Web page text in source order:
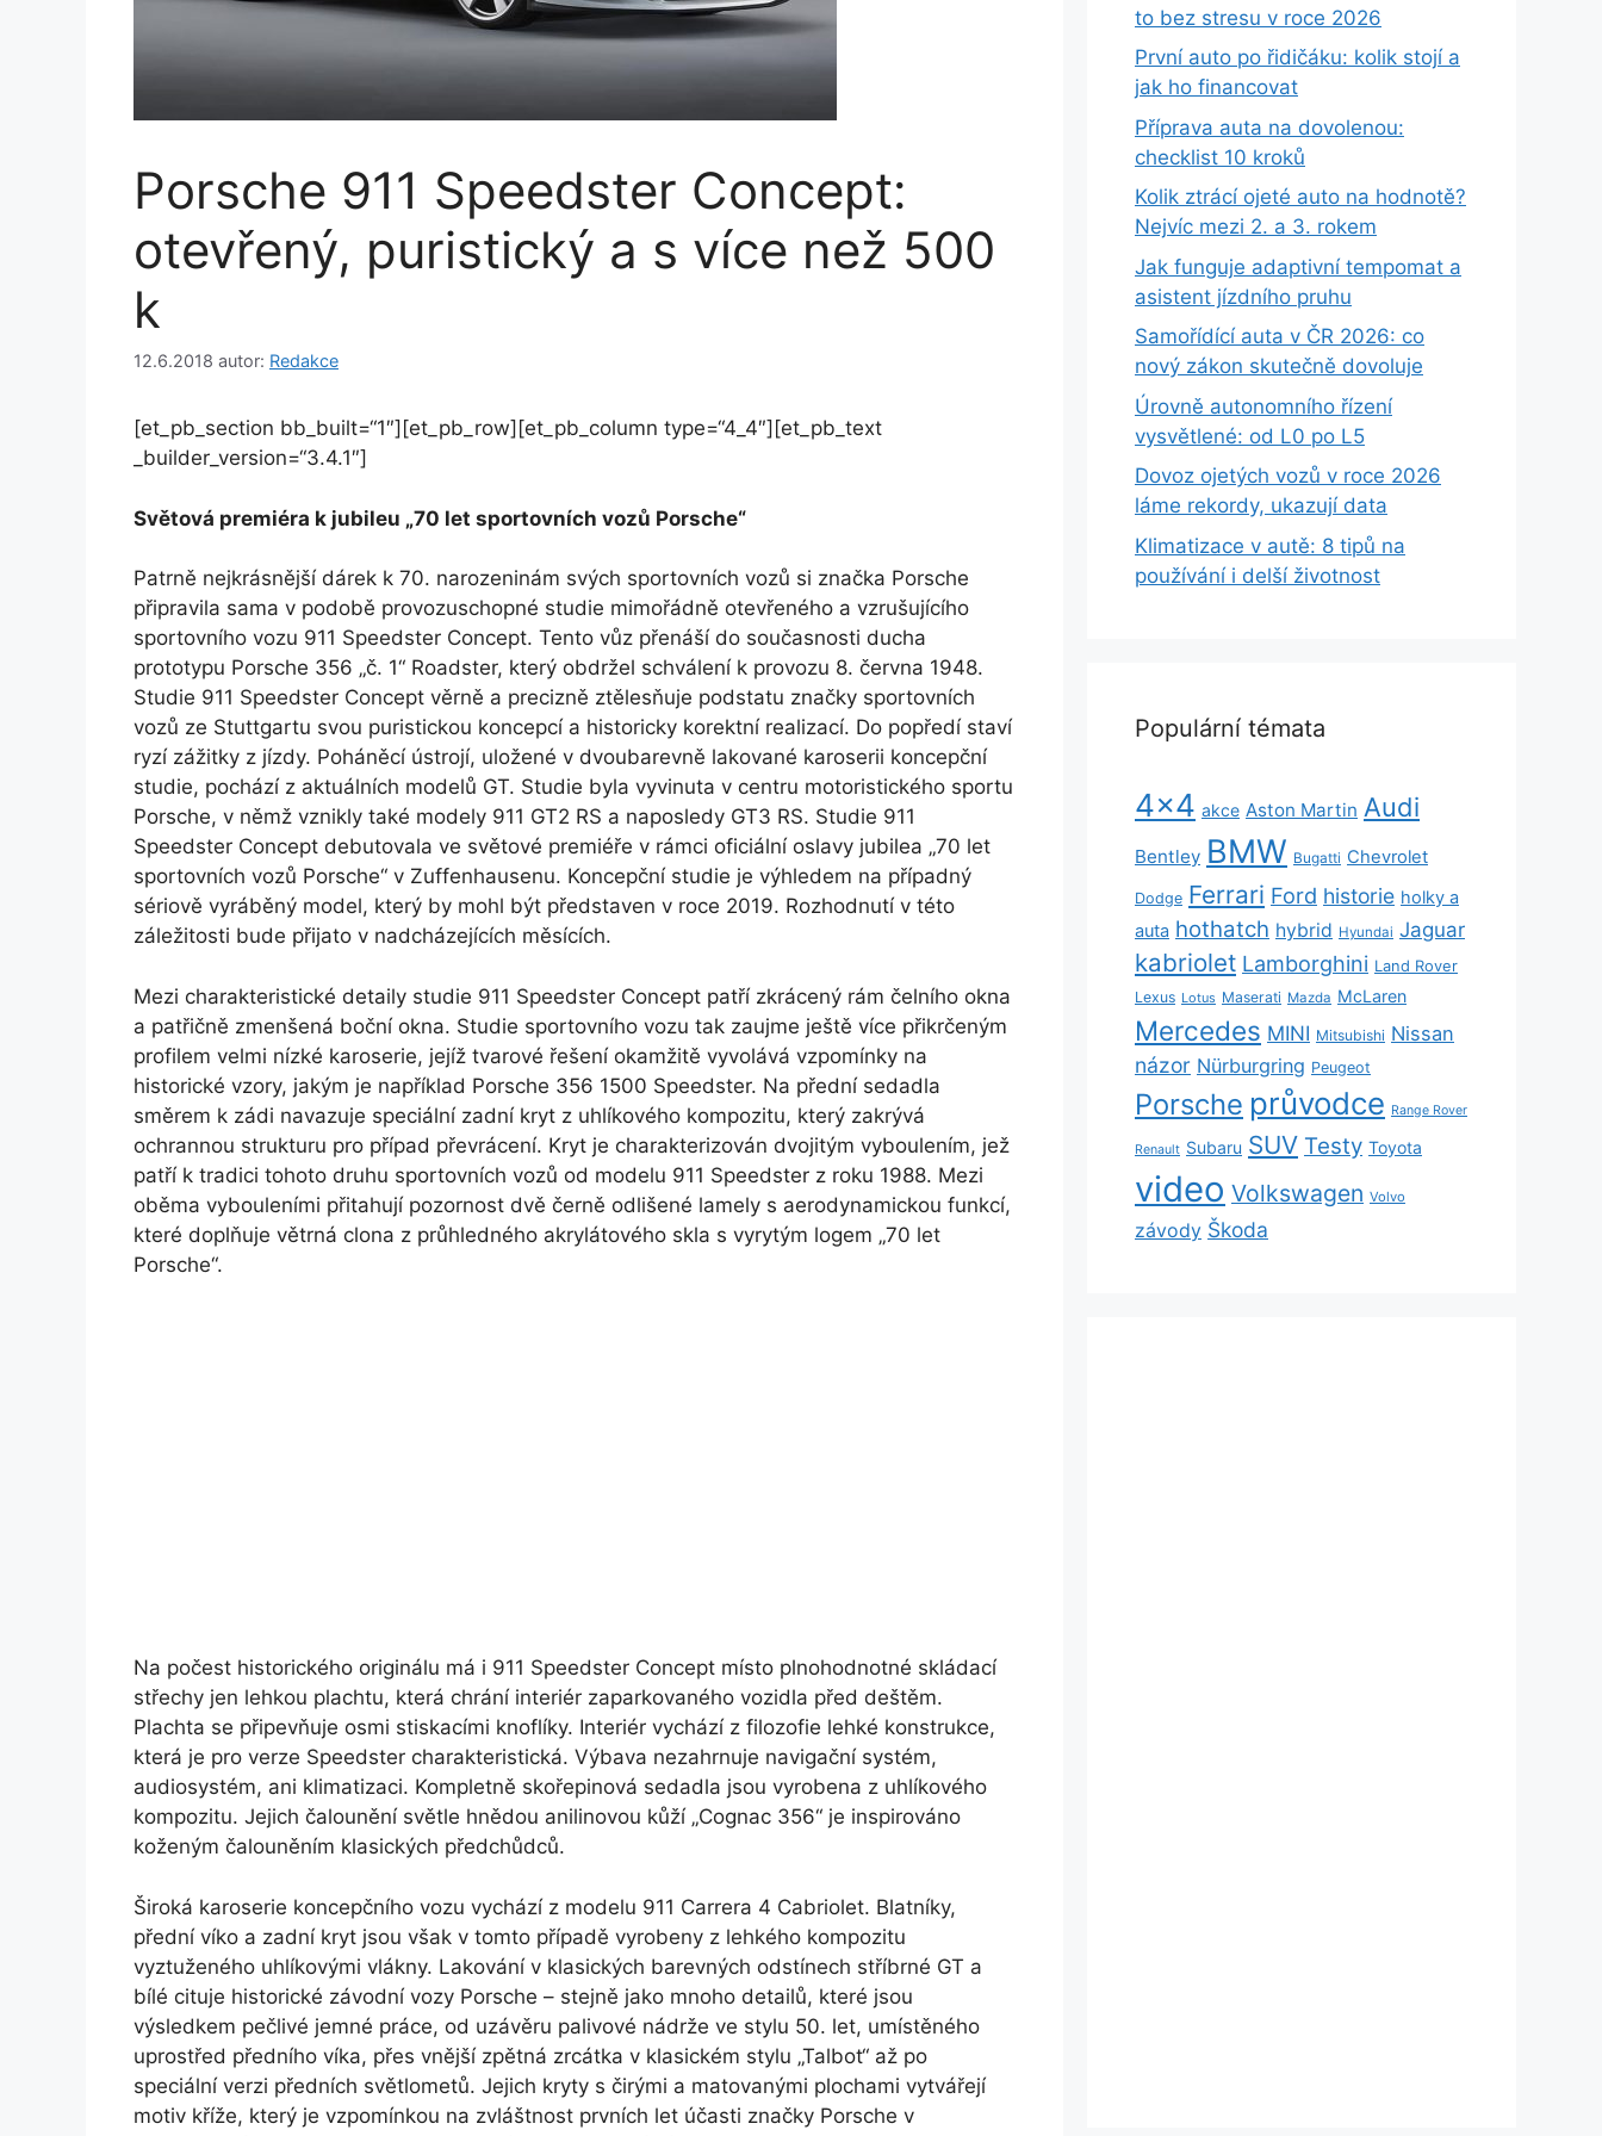
Porsche 911 Speedster Concept:
otevřený, puristický a s více než 500
k
12.6.2018 autor: Redakce
[et_pb_section bb_built=“1″][et_pb_row][et_pb_column type=“4_4″][et_pb_text
_builder_version=“3.4.1″]
Světová premiéra k jubileu „70 let sportovních vozů Porsche“
Patrně nejkrásnější dárek k 70. narozeninám svých sportovních vozů si značka Porsche
připravila sama v podobě provozuschopné studie mimořádně otevřeného a vzrušujícího
sportovního vozu 911 Speedster Concept. Tento vůz přenáší do současnosti ducha
prototypu Porsche 356 „č. 1“ Roadster, který obdržel schválení k provozu 8. června 1948.
Studie 911 Speedster Concept věrně a precizně ztělesňuje podstatu značky sportovních
vozů ze Stuttgartu svou puristickou koncepcí a historicky korektní realizací. Do popředí staví
ryzí zážitky z jízdy. Poháněcí ústrojí, uložené v dvoubarevně lakované karoserii koncepční
studie, pochází z aktuálních modelů GT. Studie byla vyvinuta v centru motoristického sportu
Porsche, v němž vznikly také modely 911 GT2 RS a naposledy GT3 RS. Studie 911
Speedster Concept debutovala ve světové premiéře v rámci oficiální oslavy jubilea „70 let
sportovních vozů Porsche“ v Zuffenhausenu. Koncepční studie je výhledem na případný
sériově vyráběný model, který by mohl být představen v roce 2019. Rozhodnutí v této
záležitosti bude přijato v nadcházejících měsících.
Mezi charakteristické detaily studie 911 Speedster Concept patří zkrácený rám čelního okna
a patřičně zmenšená boční okna. Studie sportovního vozu tak zaujme ještě více přikrčeným
profilem velmi nízké karoserie, jejíž tvarové řešení okamžitě vyvolává vzpomínky na
historické vzory, jakým je například Porsche 356 1500 Speedster. Na přední sedadla
směrem k zádi navazuje speciální zadní kryt z uhlíkového kompozitu, který zakrývá
ochrannou strukturu pro případ převrácení. Kryt je charakterizován dvojitým vyboulením, jež
patří k tradici tohoto druhu sportovních vozů od modelu 911 Speedster z roku 1988. Mezi
oběma vybouleními přitahují pozornost dvě černě odlišené lamely s aerodynamickou funkcí,
které doplňuje větrná clona z průhledného akrylátového skla s vyrytým logem „70 let
Porsche“.
Na počest historického originálu má i 911 Speedster Concept místo plnohodnotné skládací
střechy jen lehkou plachtu, která chrání interiér zaparkovaného vozidla před deštěm.
Plachta se připevňuje osmi stiskacími knoflíky. Interiér vychází z filozofie lehké konstrukce,
která je pro verze Speedster charakteristická. Výbava nezahrnuje navigační systém,
audiosystém, ani klimatizaci. Kompletně skořepinová sedadla jsou vyrobena z uhlíkového
kompozitu. Jejich čalounění světle hnědou anilinovou kůží „Cognac 356“ je inspirováno
koženým čalouněním klasických předchůdců.
Široká karoserie koncepčního vozu vychází z modelu 911 Carrera 4 Cabriolet. Blatníky,
přední víko a zadní kryt jsou však v tomto případě vyrobeny z lehkého kompozitu
vyztuženého uhlíkovými vlákny. Lakování v klasických barevných odstínech stříbrné GT a
bílé cituje historické závodní vozy Porsche – stejně jako mnoho detailů, které jsou
výsledkem pečlivé jemné práce, od uzávěru palivové nádrže ve stylu 50. let, umístěného
uprostřed předního víka, přes vnější zpětná zrcátka v klasickém stylu „Talbot“ až po
speciální verzi předních světlometů. Jejich kryty s čirými a matovanými plochami vytvářejí
motiv kříže, který je vzpomínkou na zvláštnost prvních let účasti značky Porsche v
to bez stresu v roce 2026
První auto po řidičáku: kolik stojí a
jak ho financovat
Příprava auta na dovolenou:
checklist 10 kroků
Kolik ztrácí ojeté auto na hodnotě?
Nejvíc mezi 2. a 3. rokem
Jak funguje adaptivní tempomat a
asistent jízdního pruhu
Samořídící auta v ČR 2026: co
nový zákon skutečně dovoluje
Úrovně autonomního řízení
vysvětlené: od L0 po L5
Dovoz ojetých vozů v roce 2026
láme rekordy, ukazují data
Klimatizace v autě: 8 tipů na
používání i delší životnost
Populární témata
4x4 akce Aston Martin Audi
Bentley BMW Bugatti Chevrolet
Dodge Ferrari Ford historie holky a
auta hothatch hybrid Hyundai Jaguar
kabriolet Lamborghini Land Rover
Lexus Lotus Maserati Mazda McLaren
Mercedes MINI Mitsubishi Nissan
názor Nürburgring Peugeot
Porsche průvodce Range Rover
Renault Subaru SUV Testy Toyota
video Volkswagen Volvo
závody Škoda